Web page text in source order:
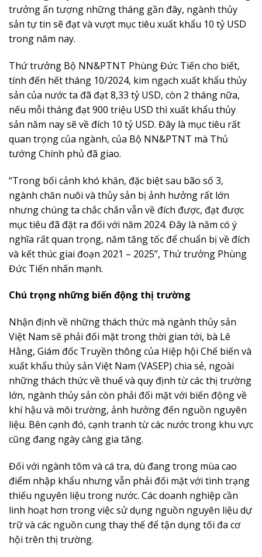
trưởng ấn tượng những tháng gần đây, ngành thủy
sản tự tin sẽ đạt và vượt mục tiêu xuất khẩu 10 tỷ USD
trong năm nay.
Thứ trưởng Bộ NN&PTNT Phùng Đức Tiến cho biết,
tính đến hết tháng 10/2024, kim ngạch xuất khẩu thủy
sản của nước ta đã đạt 8,33 tỷ USD, còn 2 tháng nữa,
nếu mỗi tháng đạt 900 triệu USD thì xuất khẩu thủy
sản năm nay sẽ về đích 10 tỷ USD. Đây là mục tiêu rất
quan trọng của ngành, của Bộ NN&PTNT mà Thủ
tướng Chính phủ đã giao.
“Trong bối cảnh khó khăn, đặc biệt sau bão số 3,
ngành chăn nuôi và thủy sản bị ảnh hưởng rất lớn
nhưng chúng ta chắc chắn vẫn về đích được, đạt được
mục tiêu đã đặt ra đối với năm 2024. Đây là năm có ý
nghĩa rất quan trọng, năm tăng tốc để chuẩn bị về đích
và kết thúc giai đoạn 2021 – 2025”, Thứ trưởng Phùng
Đức Tiến nhấn mạnh.
Chú trọng những biến động thị trường
Nhận định về những thách thức mà ngành thủy sản
Việt Nam sẽ phải đối mặt trong thời gian tới, bà Lê
Hằng, Giám đốc Truyền thông của Hiệp hội Chế biến và
xuất khẩu thủy sản Việt Nam (VASEP) chia sẻ, ngoài
những thách thức về thuế và quy định từ các thị trường
lớn, ngành thủy sản còn phải đối mặt với biến động về
khí hậu và môi trường, ảnh hưởng đến nguồn nguyên
liệu. Bên cạnh đó, cạnh tranh từ các nước trong khu vực
cũng đang ngày càng gia tăng.
Đối với ngành tôm và cá tra, dù đang trong mùa cao
điểm nhập khẩu nhưng vẫn phải đối mặt với tình trạng
thiếu nguyên liệu trong nước. Các doanh nghiệp cần
linh hoạt hơn trong việc sử dụng nguồn nguyên liệu dự
trữ và các nguồn cung thay thế để tận dụng tối đa cơ
hội trên thị trường.